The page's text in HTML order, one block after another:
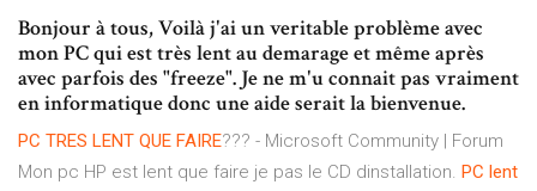
Bonjour à tous, Voilà j'ai un veritable problème avec
mon PC qui est très lent au demarage et même après
avec parfois des "freeze". Je ne m'u connait pas vraiment
en informatique donc une aide serait la bienvenue.
PC TRES LENT QUE FAIRE??? - Microsoft Community | Forum
Mon pc HP est lent que faire je pas le CD dinstallation. PC lent